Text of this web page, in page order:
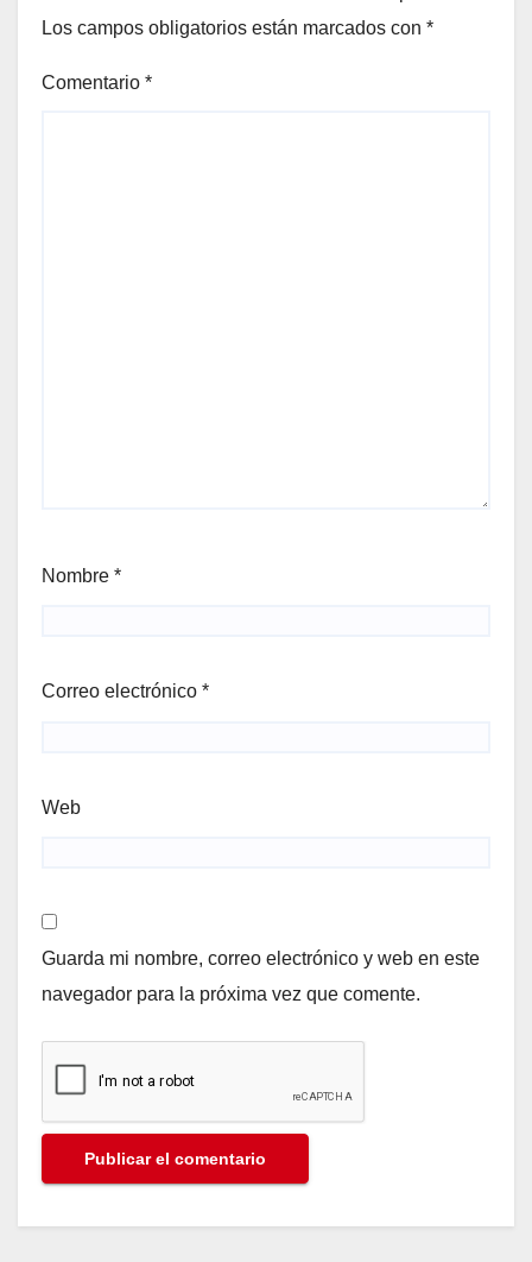
Los campos obligatorios están marcados con *
Comentario *
Nombre *
Correo electrónico *
Web
Guarda mi nombre, correo electrónico y web en este
navegador para la próxima vez que comente.